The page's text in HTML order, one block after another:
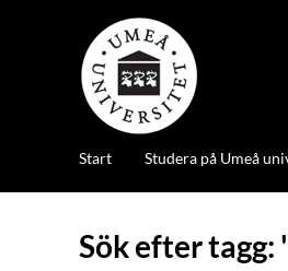
Start Studera på Umeå
Sök efter tagg: